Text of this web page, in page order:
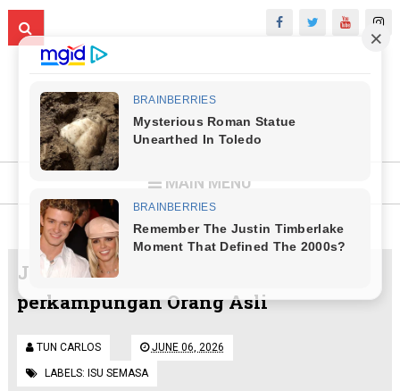
MAIN MENU
Jaslinda berjaya ditemui di
perkampungan Orang Asli
TUN CARLOS JUNE 06, 2026
LABELS: ISU SEMASA